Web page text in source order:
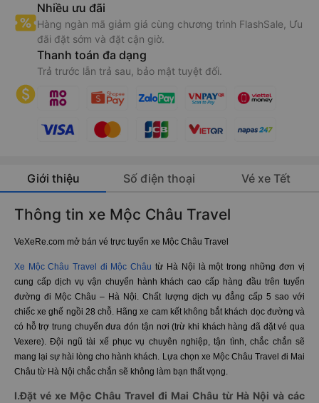
Nhiều ưu đãi
Hàng ngàn mã giảm giá cùng chương trình FlashSale, Ưu
đãi đặt sớm và đặt cận giờ.
Thanh toán đa dạng
Trả trước lẫn trả sau, bảo mật tuyệt đối.
Giới thiệu Số điện thoại Vé xe Tết
Thông tin xe Mộc Châu Travel
VeXeRe.com mở bán vé trực tuyến xe Mộc Châu Travel
Xe Mộc Châu Travel đi Mộc Châu từ Hà Nội là một trong những đơn vị
cung cấp dịch vụ vận chuyển hành khách cao cấp hàng đầu trên tuyến
đường đi Mộc Châu – Hà Nội. Chất lượng dịch vụ đẳng cấp 5 sao với
chiếc xe ghế ngồi 28 chỗ. Hãng xe cam kết không bắt khách dọc đường và
có hỗ trợ trung chuyển đưa đón tận nơi (trừ khi khách hàng đã đặt vé qua
Vexere). Đội ngũ tài xế phục vụ chuyên nghiệp, tận tình, chắc chắn sẽ
mang lại sự hài lòng cho hành khách. Lựa chọn xe Mộc Châu Travel đi Mai
Châu từ Hà Nội chắc chắn sẽ không làm bạn thất vọng.
I.Đặt vé xe Mộc Châu Travel đi Mai Châu từ Hà Nội và các